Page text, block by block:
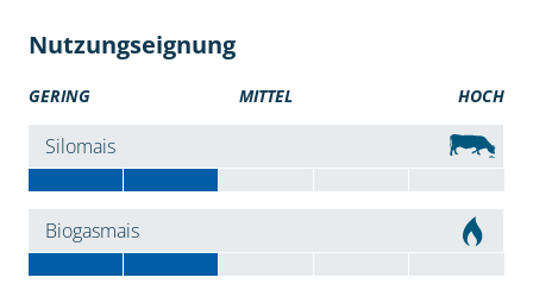
Nutzungseignung
GERING MITTEL HOCH
Silomais
Biogasmais